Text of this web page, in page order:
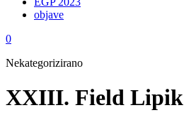
objave
0
Nekategorizirano
XXIII. Field Lipik